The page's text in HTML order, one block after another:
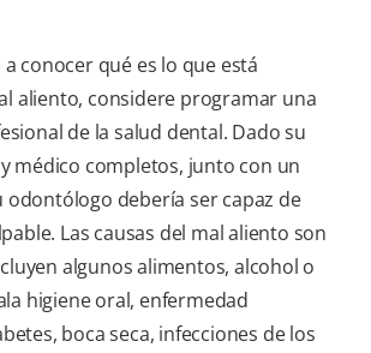
conocer qué es lo que está
aliento, considere programar una
de la salud dental. Dado su
médico completos, junto con un
odontólogo debería ser capaz de
Las causas del mal aliento son
algunos alimentos, alcohol o
higiene oral, enfermedad
boca seca, infecciones de los